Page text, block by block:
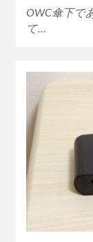
OWC傘下で
て…